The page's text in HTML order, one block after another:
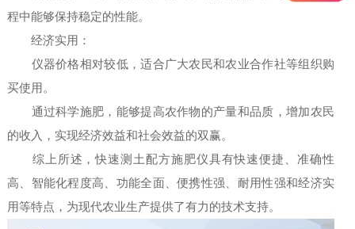
程中能够保持稳定的性能。
经济实用：
仪器价格相对较低，适合广大农民和农业合作社等组织购
买使用。
通过科学施肥，能够提高农作物的产量和品质，增加农民
的收入，实现经济效益和社会效益的双赢。
综上所述，快速测土配方施肥仪具有快速便捷、准确性
高、智能化程度高、功能全面、便携性强、耐用性强和经济实
用等特点，为现代农业生产提供了有力的技术支持。